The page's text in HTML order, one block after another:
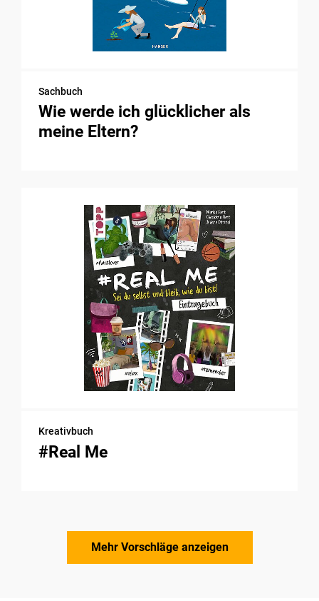
Sachbuch
Wie werde ich glücklicher als
meine Eltern?
Kreativbuch
#Real Me
Mehr Vorschläge anzeigen